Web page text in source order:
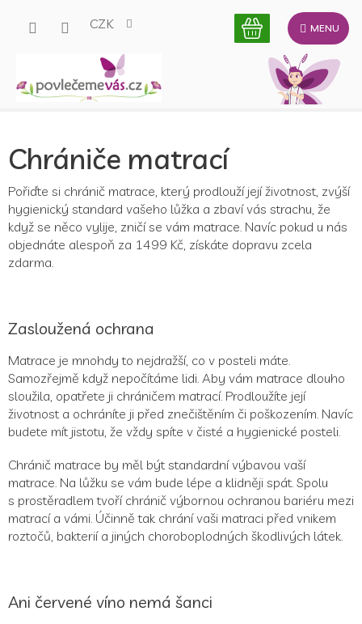
CZK
Chrániče matrací
Pořiďte si chránič matrace, který prodlouží její životnost, zvýší
hygienický standard vašeho lůžka a zbaví vás strachu, že
když se něco vylije, zničí se vám matrace. Navíc pokud u nás
objednáte alespoň za 1499 Kč, získáte dopravu zcela
zdarma.
Zasloužená ochrana
Matrace je mnohdy to nejdražší, co v posteli máte.
Samozřejmě když nepočítáme lidi. Aby vám matrace dlouho
sloužila, opatřete ji chráničem matrací. Prodloužíte její
životnost a ochráníte ji před znečištěním či poškozením. Navíc
budete mít jistotu, že vždy spíte v čisté a hygienické posteli.
Chránič matrace by měl být standardní výbavou vaší
matrace. Na lůžku se vám bude lépe a klidněji spát. Spolu
s prostěradlem tvoří chránič výbornou ochranou bariéru mezi
matrací a vámi. Účinně tak chrání vaši matraci před vnikem
roztočů, bakterií a jiných choroboplodných škodlivých látek.
Ani červené víno nemá šanci